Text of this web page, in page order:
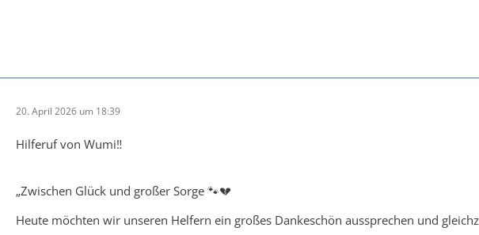
20. April 2026 um 18:39
Hilferuf von Wumi‼️
„Zwischen Glück und großer Sorge 🐾💔
Heute möchten wir unseren Helfern ein großes Dankeschön aussprechen und